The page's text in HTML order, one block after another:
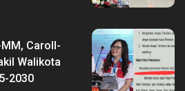
Caroll-
Walikota
2030